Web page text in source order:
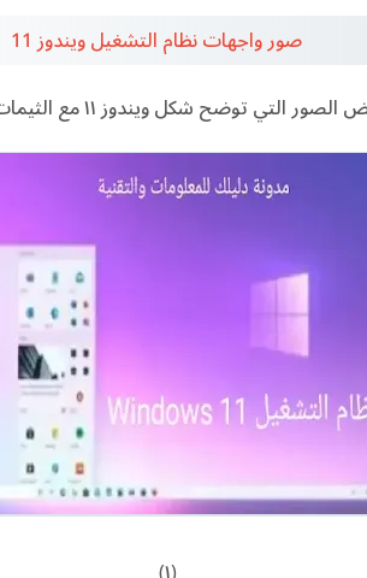
11 صور واجهات نظام التشغيل ويندوز
التي توضح شكل ويندوز ١١ مع الثيمات والايقونات